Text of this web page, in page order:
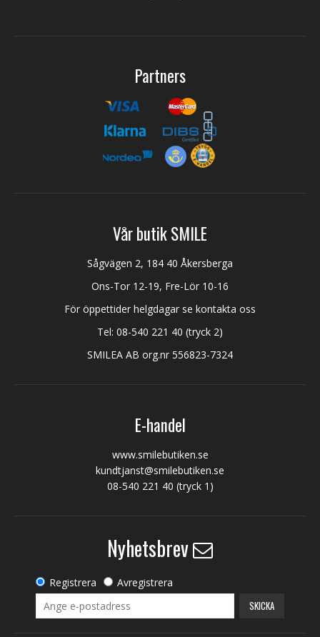
Partners
Vår butik SMILE
Sågvägen 2, 184 40 Åkersberga
Ons-Tor 12-19, Fre-Lör 10-16
För öppettider helgdagar se kontakta oss
Tel: 08-540 221 40 (tryck 2)
SMILEA AB org.nr 556823-7324
E-handel
www.smilebutiken.se
kundtjanst@smilebutiken.se
08-540 221 40 (tryck 1)
Nyhetsbrev
Registrera Avregistrera
SKICKA